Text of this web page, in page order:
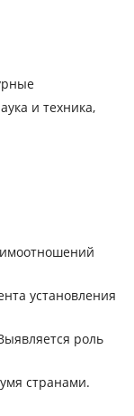
и техника,
установления
роль
странами.